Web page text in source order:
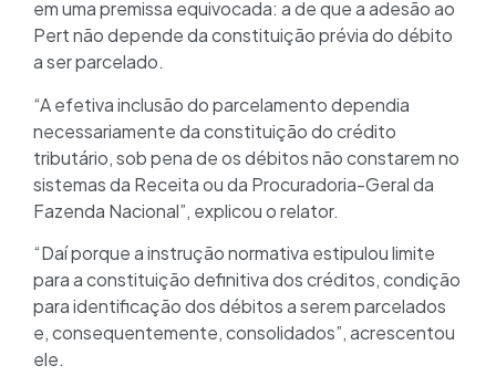
em uma premissa equivocada: a de que a adesão ao
Pert não depende da constituição prévia do débito
a ser parcelado.
“A efetiva inclusão do parcelamento dependia
necessariamente da constituição do crédito
tributário, sob pena de os débitos não constarem no
sistemas da Receita ou da Procuradoria-Geral da
Fazenda Nacional”, explicou o relator.
“Daí porque a instrução normativa estipulou limite
para a constituição definitiva dos créditos, condição
para identificação dos débitos a serem parcelados
e, consequentemente, consolidados”, acrescentou
ele.